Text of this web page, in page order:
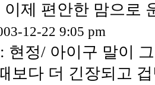
이제 편안한 맘으로
12-22 9:05 pm
: 현정/ 아이구 말이
보다 더 긴장되고